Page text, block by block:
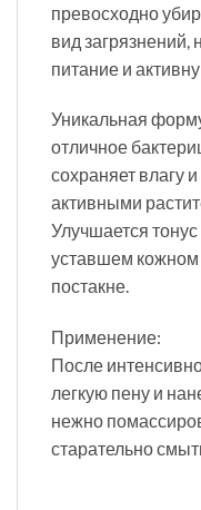
превосходно
вид загрязнений,
питание и
Уникальная
отличное
сохраняет влагу
активными
Улучшается
уставшем кожном
постакне.
Применение:
После
легкую пену и
нежно
старательно